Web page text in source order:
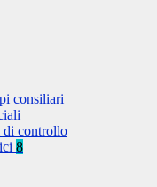
consiliari
di controllo
8